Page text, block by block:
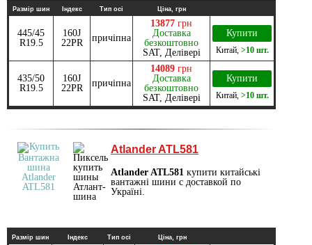
Размір шин Індекс Тип осі Ціна, грн
445/45
R19.5
160J
22PR
причіпна
13877 грн
Доставка
безкоштовно
SAT, Делівері
Купити
Китай, >10 шт.
435/50
R19.5
160J
22PR
причіпна
14089 грн
Доставка
безкоштовно
SAT, Делівері
Купити
Китай, >10 шт.
Atlander ATL581
Atlander ATL581 купити китайські
вантажні шини с доставкой по
Україні.
Размір шин Індекс Тип осі Ціна, грн